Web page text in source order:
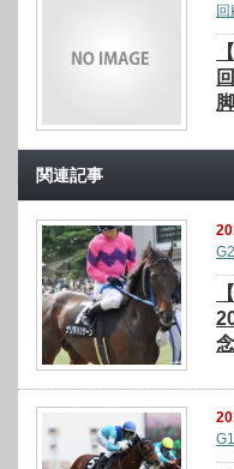
関連記事
G2
G1